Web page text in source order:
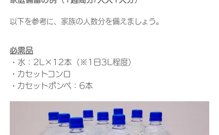
以下を参考に、家族の人数分を備えましょう。
必需品
・水：2L×12本（※1日3L程度）
・カセットコンロ
・カセットボンベ：6本